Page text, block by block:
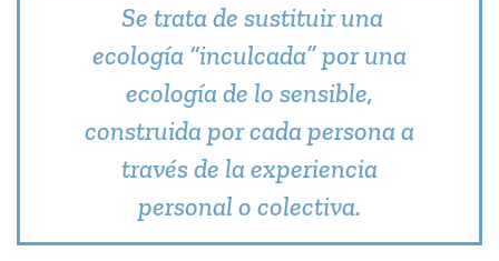
Se trata de sustituir una
ecología “inculcada” por una
ecología de lo sensible,
construida por cada persona a
través de la experiencia
personal o colectiva.